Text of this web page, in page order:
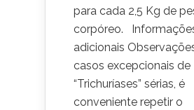
para cada 2,5 Kg de
corpóreo.
adicionais
casos excepcionais de
“Trichuríases” sérias, é
conveniente repetir o